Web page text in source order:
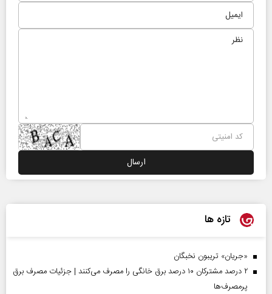
تازه ها
«جریان» تریبون نخبگان
۲ درصد مشترکان ۱۰ درصد برق خانگی را مصرف می‌کنند | جزئیات مصرف برق
پرمصرف‌ها